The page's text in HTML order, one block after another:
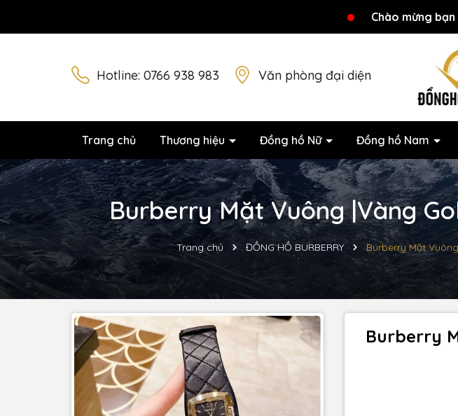
Chào mừng
Chương trình
Hotline: 0766 938 983 Văn phòng đại diện
Trang chủ Thương hiệu Đồng hồ Nữ Đồng hồ Nam
Burberry Mặt Vuông |Vàng
Trang chủ ĐỒNG HỒ BURBERRY Burberry Mặt
Burberry